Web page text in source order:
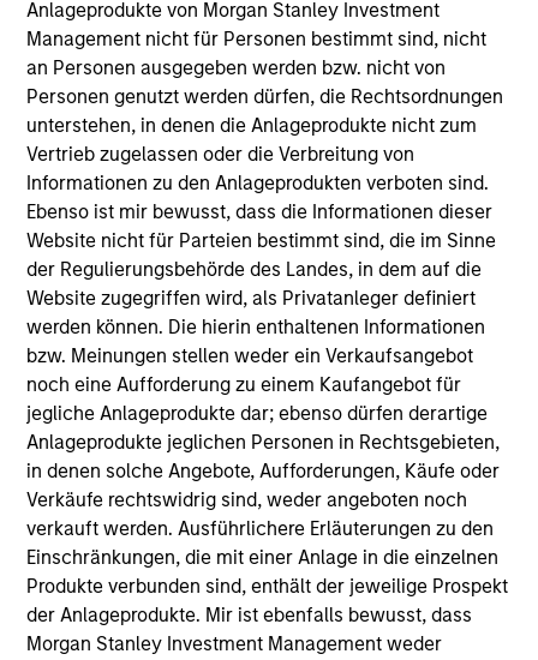
Anlageprodukte von Morgan Stanley Investment
Management nicht für Personen bestimmt sind, nicht
an Personen ausgegeben werden bzw. nicht von
Personen genutzt werden dürfen, die Rechtsordnungen
unterstehen, in denen die Anlageprodukte nicht zum
Vertrieb zugelassen oder die Verbreitung von
Informationen zu den Anlageprodukten verboten sind.
Ebenso ist mir bewusst, dass die Informationen dieser
Website nicht für Parteien bestimmt sind, die im Sinne
der Regulierungsbehörde des Landes, in dem auf die
Website zugegriffen wird, als Privatanleger definiert
werden können. Die hierin enthaltenen Informationen
bzw. Meinungen stellen weder ein Verkaufsangebot
noch eine Aufforderung zu einem Kaufangebot für
jegliche Anlageprodukte dar; ebenso dürfen derartige
Anlageprodukte jeglichen Personen in Rechtsgebieten,
in denen solche Angebote, Aufforderungen, Käufe oder
Verkäufe rechtswidrig sind, weder angeboten noch
verkauft werden. Ausführlichere Erläuterungen zu den
Einschränkungen, die mit einer Anlage in die einzelnen
Produkte verbunden sind, enthält der jeweilige Prospekt
der Anlageprodukte. Mir ist ebenfalls bewusst, dass
Morgan Stanley Investment Management weder
enablement driving efficiencies, scale and control.
Prior to joining Morgan Stanley Investment
Management, she was the Chief Operating officer
at Waterfall Asset Management, where she
managed strategic initiatives across the firm but
was directly responsible for federated functions
such as Technology, Operations, Data Management,
Product Management, ESG and Investor Servicing.
Prior to joining MSIM, Alicia worked at Goldman
Sachs Asset Management most recently as the
Chief Operating Officer & Product Management for
the Fixed Income Portfolio Management Team.
Alicia holds a B.A. in Business Administration from
Fordham University.
Team Insights